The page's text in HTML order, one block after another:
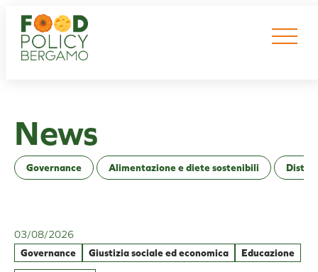
contenuto
News
Governance Alimentazione e diete sostenibili
03/08/2026
Governance
Giustizia sociale ed economica Educazione